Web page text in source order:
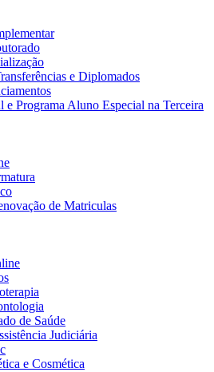
e Diplomados
e Programa Aluno Especial na Terceira
de Matriculas
de Saúde
Judiciária
e Cosmética